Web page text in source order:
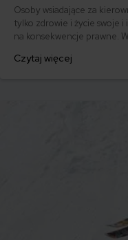
Osoby wsiadające za
tylko zdrowie i życie swoje
na konsekwencje prawne.
społecznych. Jednak jak to
Czytaj więcej